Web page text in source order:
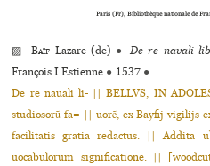
Paris (Fr), Bibliothèque nationale de
▨Baïf Lazare (de) ● De re navali
François I Estienne ● 1537 ●
De re nauali li- || BELLVS, IN
studiosorũ fa= || uorẽ, ex Bayfij vigilijs
facilitatis gratia redactus. || Addita
uocabulorum significatione. ||